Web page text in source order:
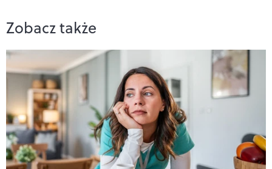
Zobacz także